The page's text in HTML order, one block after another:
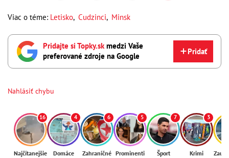
Viac o téme: Letisko, Cudzinci, Minsk
Pridajte si Topky.skmedzi Vaše
preferované zdroje na Google
Pridať
Nahlásiť chybu
16
Najčítanejšie
4
Domáce
6
Zahraničné
5
Prominenti
7
Šport
3
Krimi